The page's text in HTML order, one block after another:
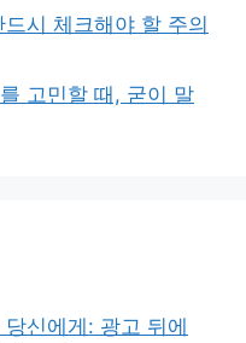
시 체크해야 할 주의
고민할 때, 굳이 말
신에게: 광고 뒤에